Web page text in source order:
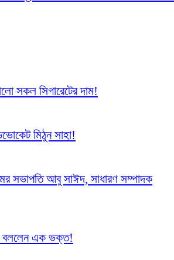
সকল সিগারেটের দাম!
মিঠুন সাহা!
সভাপতি আবু সাঈদ, সাধারণ সম্পাদক
বললেন এক ভক্ত!